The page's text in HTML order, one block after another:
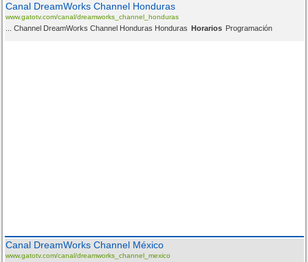
Canal DreamWorks Channel Honduras
www.gatotv.com/canal/dreamworks_channel_honduras
... Channel DreamWorks Channel Honduras Honduras Horarios Programación
Canal DreamWorks Channel México
www.gatotv.com/canal/dreamworks_channel_mexico